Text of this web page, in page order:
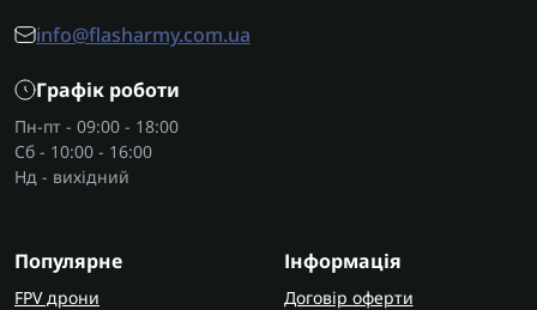
info@flasharmy.com.ua
Графік роботи
Пн-пт - 09:00 - 18:00
Сб - 10:00 - 16:00
Нд - вихідний
Популярне
FPV дрони
Інформація
Договір оферти